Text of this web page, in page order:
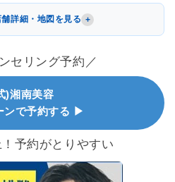
詳細・地図を見る
セリング予約／
)湘南美容
ンで予約する ▶
予約がとりやすい